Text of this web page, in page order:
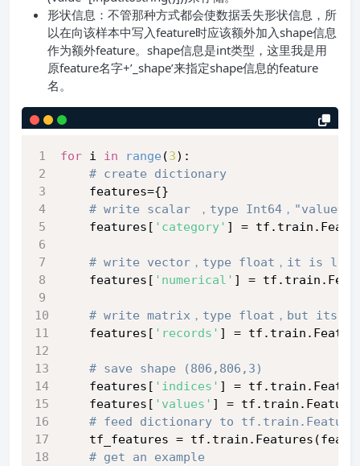
形状信息：不管那种方式都会使数据丢失形状信息，所
以在向该样本中写入feature时应该额外加入shape信息
作为额外feature。shape信息是int类型，这里我是用
原feature名字+’_shape’来指定shape信息的feature
名。
for i in range (3):
# create dictionary
    features={}
# write scalar ，type Int64，
    features[
'category' ] =
# write vector，type float，it is list
    features[
'numerical' ] =
# write matrix，type float，but its
    features[
'records' ] =
# save shape (806,806,3)
    features[
'indices' ] =
    features[
'values' ] =
# feed dictionary to
tf_features =
# get an example